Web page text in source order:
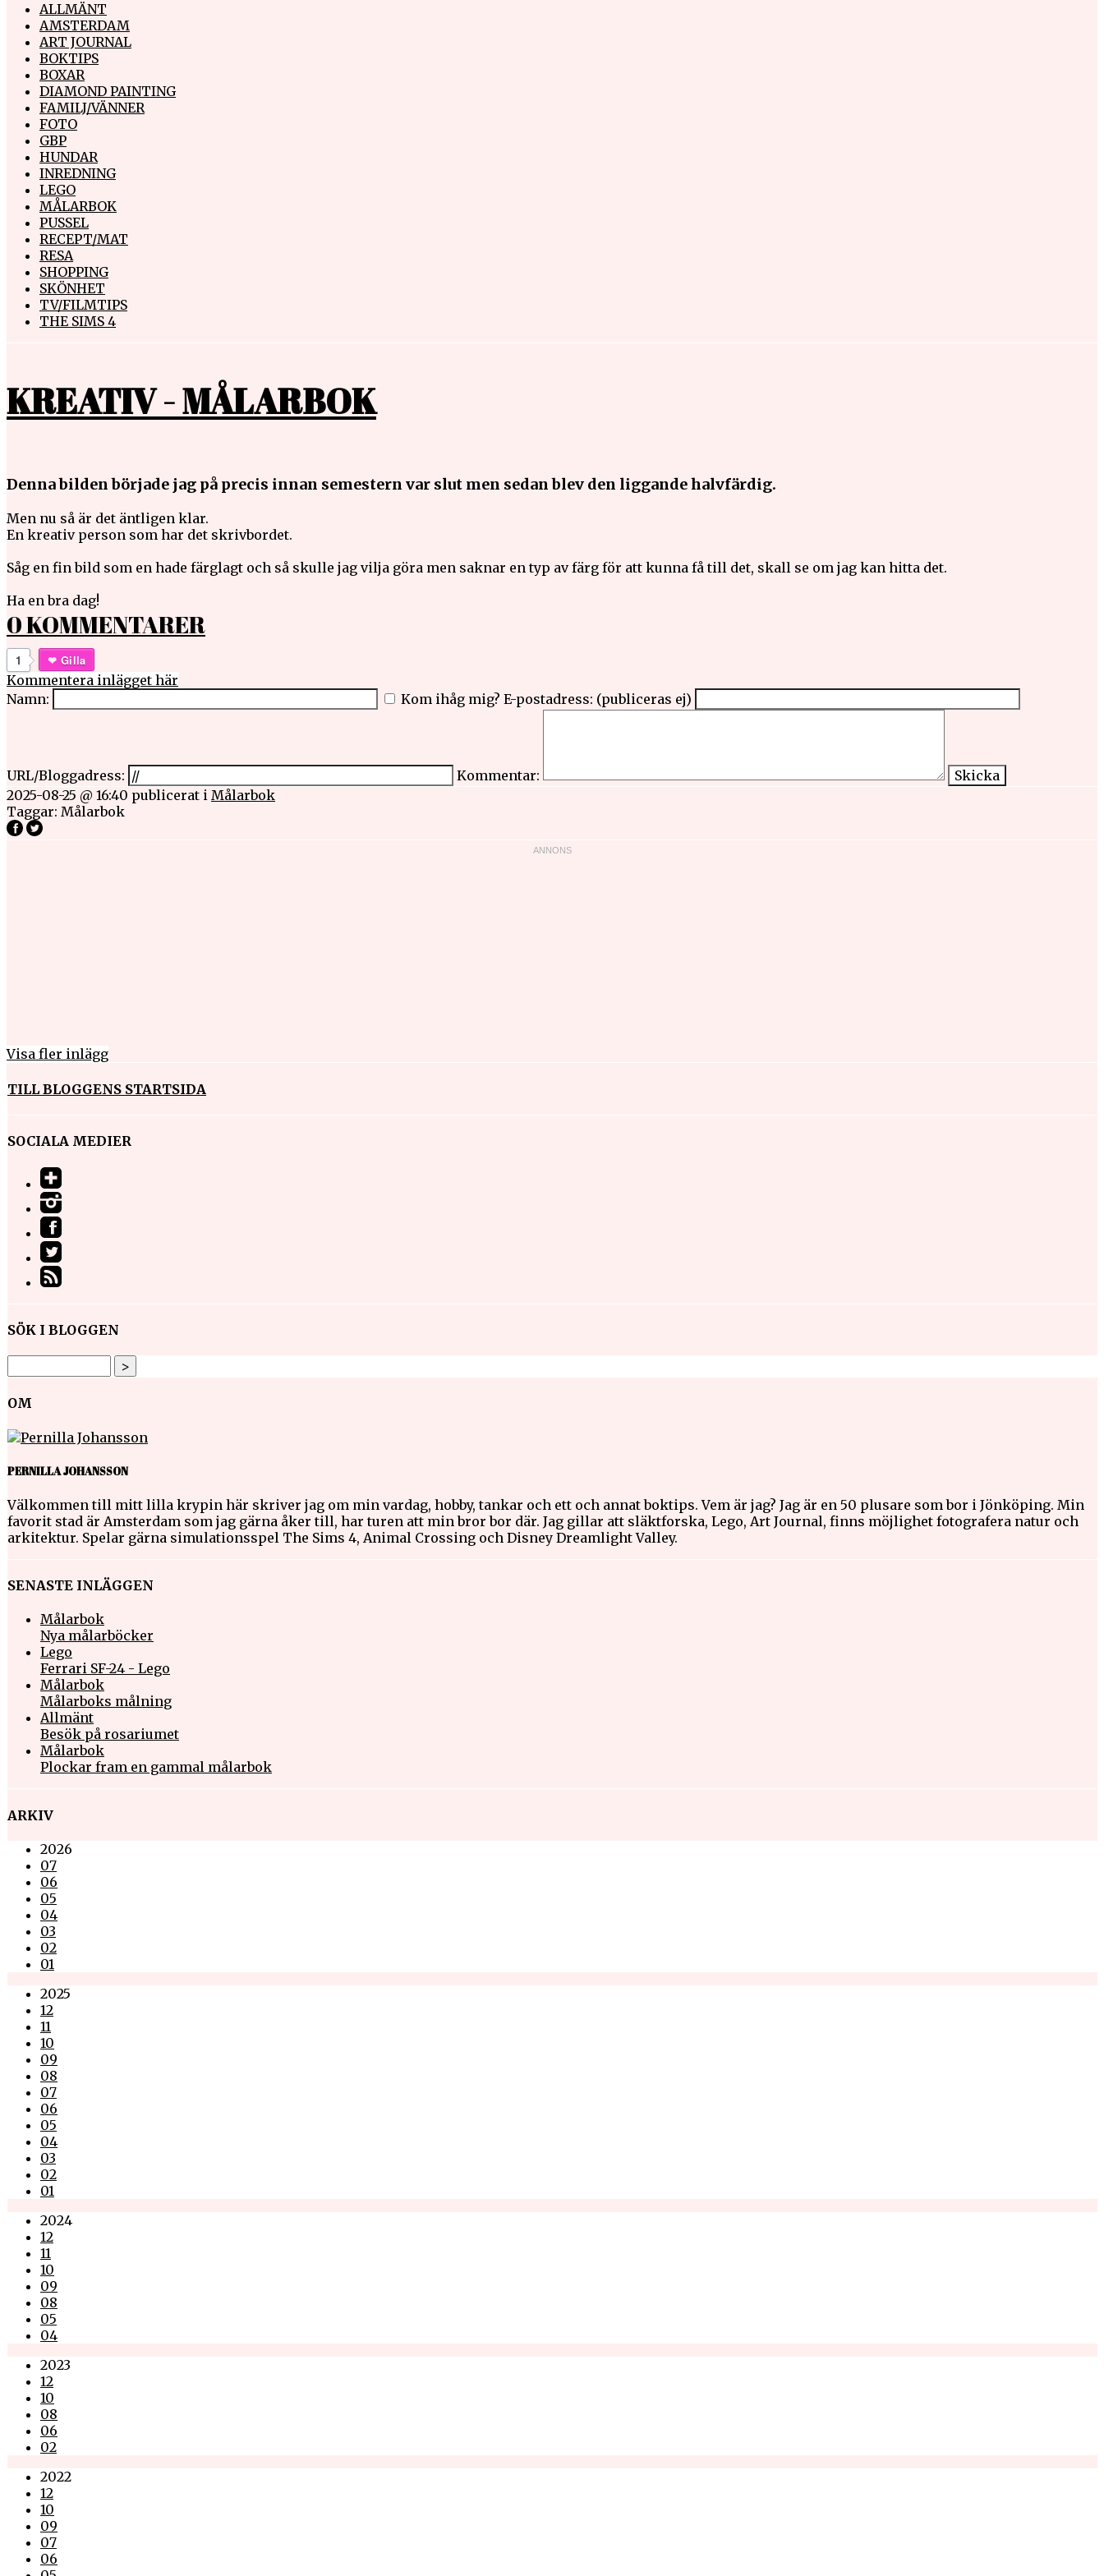
ALLMÄNT
AMSTERDAM
ART JOURNAL
BOKTIPS
BOXAR
DIAMOND PAINTING
FAMILJ/VÄNNER
FOTO
GBP
HUNDAR
INREDNING
LEGO
MÅLARBOK
PUSSEL
RECEPT/MAT
RESA
SHOPPING
SKÖNHET
TV/FILMTIPS
THE SIMS 4
KREATIV - MÅLARBOK
Denna bilden började jag på precis innan semestern var slut men sedan blev den liggande halvfärdig.
Men nu så är det äntligen klar.
En kreativ person som har det skrivbordet.
Såg en fin bild som en hade färglagt och så skulle jag vilja göra men saknar en typ av färg för att kunna få till det, skall se om jag kan hitta det.
Ha en bra dag!
0 KOMMENTARER
1 Gilla
Kommentera inlägget här
Namn:
Kom ihåg mig? E-postadress: (publiceras ej)
URL/Bloggadress:
Kommentar:
2025-08-25 @ 16:40 publicerat i Målarbok
Taggar: Målarbok
Visa fler inlägg
TILL BLOGGENS STARTSIDA
SOCIALA MEDIER
SÖK I BLOGGEN
OM
PERNILLA JOHANSSON
Välkommen till mitt lilla krypin här skriver jag om min vardag, hobby, tankar och ett och annat boktips. Vem är jag? Jag är en 50 plusare som bor i Jönköping. Min
favorit stad är Amsterdam som jag gärna åker till, har turen att min bror bor där. Jag gillar att släktforska, Lego, Art Journal, finns möjlighet fotografera natur och
arkitektur. Spelar gärna simulationsspel The Sims 4, Animal Crossing och Disney Dreamlight Valley.
SENASTE INLÄGGEN
Målarbok
Nya målarböcker
Lego
Ferrari SF-24 - Lego
Målarbok
Målarboks målning
Allmänt
Besök på rosariumet
Målarbok
Plockar fram en gammal målarbok
ARKIV
2026
07
06
05
04
03
02
01
2025
12
11
10
09
08
07
06
05
04
03
02
01
2024
12
11
10
09
08
05
04
2023
12
10
08
06
02
2022
12
10
09
07
06